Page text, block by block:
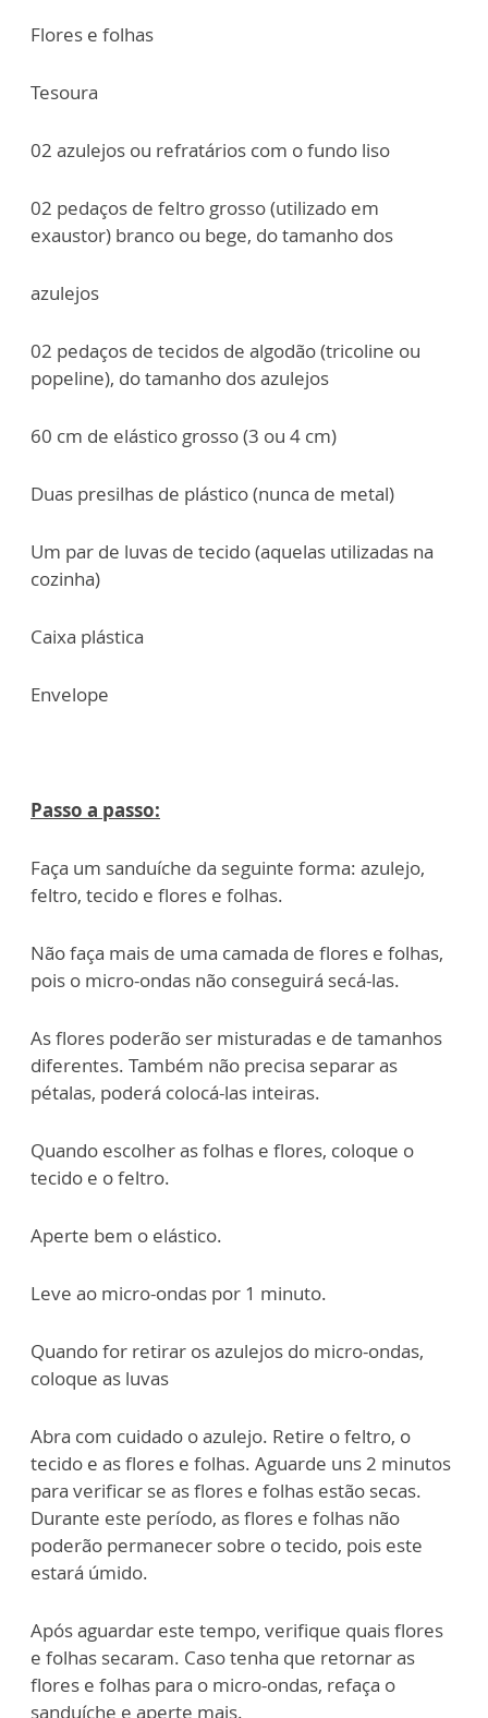
Flores e folhas
Tesoura
02 azulejos ou refratários com o fundo liso
02 pedaços de feltro grosso (utilizado em
exaustor) branco ou bege, do tamanho dos
azulejos
02 pedaços de tecidos de algodão (tricoline ou
popeline), do tamanho dos azulejos
60 cm de elástico grosso (3 ou 4 cm)
Duas presilhas de plástico (nunca de metal)
Um par de luvas de tecido (aquelas utilizadas na
cozinha)
Caixa plástica
Envelope
Passo a passo:
Faça um sanduíche da seguinte forma: azulejo,
feltro, tecido e flores e folhas.
Não faça mais de uma camada de flores e folhas,
pois o micro-ondas não conseguirá secá-las.
As flores poderão ser misturadas e de tamanhos
diferentes. Também não precisa separar as
pétalas, poderá colocá-las inteiras.
Quando escolher as folhas e flores, coloque o
tecido e o feltro.
Aperte bem o elástico.
Leve ao micro-ondas por 1 minuto.
Quando for retirar os azulejos do micro-ondas,
coloque as luvas
Abra com cuidado o azulejo. Retire o feltro, o
tecido e as flores e folhas. Aguarde uns 2 minutos
para verificar se as flores e folhas estão secas.
Durante este período, as flores e folhas não
poderão permanecer sobre o tecido, pois este
estará úmido.
Após aguardar este tempo, verifique quais flores
e folhas secaram. Caso tenha que retornar as
flores e folhas para o micro-ondas, refaça o
sanduíche e aperte mais.